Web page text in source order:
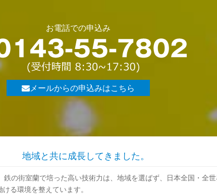
お電話での申込み
メールからの申込みはこちら
地域と共に成長してきました。
の街室蘭で培った高い技術力は、地域を選ばず、日本全国・全
る環境を整えています。